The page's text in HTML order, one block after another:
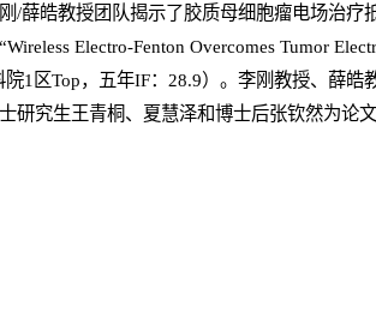
/薛皓教授团队揭示了胶质母细胞瘤电场治
Electro-Fenton Overcomes Tumor
院1区Top，五年IF：28.9）。李刚教授、薛皓
研究生王青桐、夏慧泽和博士后张钦然为论